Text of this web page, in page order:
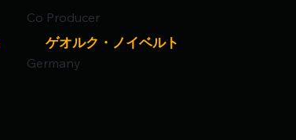
Co Producer
ゲオルク・ノイベルト
Germany